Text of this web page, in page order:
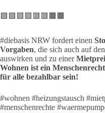
🟩🟩🟦🟦🟥🟥🟧🟧
#diebasis NRW fordert einen
Vorgaben, die sich auch auf
auswirken und zu einer
Wohnen ist ein
für alle bezahlbar sein!
#wohnen #heizungstausch
#menschenrechte